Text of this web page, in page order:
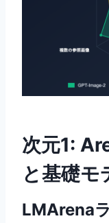
次元1:
と基礎モ
LMArena